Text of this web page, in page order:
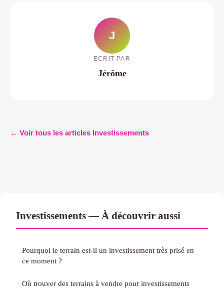
J
ECRIT PAR
Jérôme
← Voir tous les articles Investissements
Investissements — À découvrir aussi
Pourquoi le terrain est-il un investissement très prisé en
ce moment ?
Où trouver des terrains à vendre pour investissements